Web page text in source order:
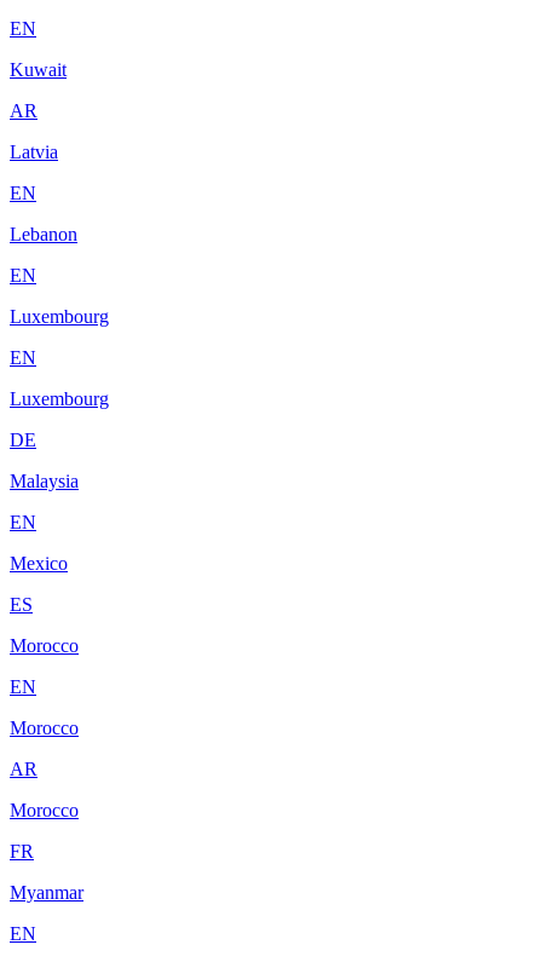
EN
Kuwait
AR
Latvia
EN
Lebanon
EN
Luxembourg
EN
Luxembourg
DE
Malaysia
EN
Mexico
ES
Morocco
EN
Morocco
AR
Morocco
FR
Myanmar
EN